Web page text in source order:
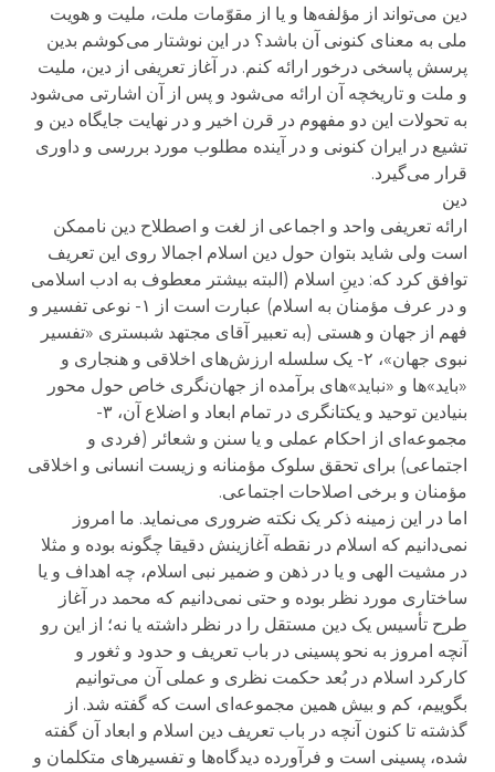
دین می‌تواند از مؤلفه‌ها و یا از مقوّمات ملت، ملیت و هویت
ملی به معنای کنونی آن باشد؟ در این نوشتار می‌کوشم بدین
پرسش پاسخی درخور ارائه کنم. در آغاز تعریفی از دین، ملیت
و ملت و تاریخچه آن ارائه می‌شود و پس از آن اشارتی می‌شود
به تحولات این دو مفهوم در قرن اخیر و در نهایت جایگاه دین و
تشیع در ایران کنونی و در آینده مطلوب مورد بررسی و داوری
قرار می‌گیرد.
دین
ارائه تعریفی واحد و اجماعی از لغت و اصطلاح دین ناممکن
است ولی شاید بتوان حول دین اسلام اجمالا روی این تعریف
توافق کرد که: دینِ اسلام (البته بیشتر معطوف به ادب اسلامی
و در عرف مؤمنان به اسلام) عبارت است از ۱- نوعی تفسیر و
فهم از جهان و هستی (به تعبیر آقای مجتهد شبستری «تفسیر
نبوی جهان»، ۲- یک سلسله ارزش‌های اخلاقی و هنجاری و
«باید»ها و «نباید»های برآمده از جهان‌نگری خاص حول محور
بنیادین توحید و یکتانگری در تمام ابعاد و اضلاع آن، ۳-
مجموعه‌ای از احکام عملی و یا سنن و شعائر (فردی و
اجتماعی) برای تحقق سلوک مؤمنانه و زیست انسانی و اخلاقی
مؤمنان و برخی اصلاحات اجتماعی.
اما در این زمینه ذکر یک نکته ضروری می‌نماید. ما امروز
نمی‌دانیم که اسلام در نقطه آغازینش دقیقا چگونه بوده و مثلا
در مشیت الهی و یا در ذهن و ضمیر نبی اسلام، چه اهداف و یا
ساختاری مورد نظر بوده و حتی نمی‌دانیم که محمد در آغاز
طرح تأسیس یک دین مستقل را در نظر داشته یا نه؛ از این رو
آنچه امروز به نحو پسینی در باب تعریف و حدود و ثغور و
کارکرد اسلام در بُعد حکمت نظری و عملی آن می‌توانیم
بگوییم، کم و بیش همین مجموعه‌ای است که گفته شد. از
گذشته تا کنون آنچه در باب تعریف دین اسلام و ابعاد آن گفته
شده، پسینی است و فرآورده دیدگاه‌ها و تفسیرهای متکلمان و